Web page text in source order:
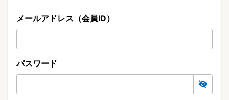
メールアドレス（会員ID）
パスワード